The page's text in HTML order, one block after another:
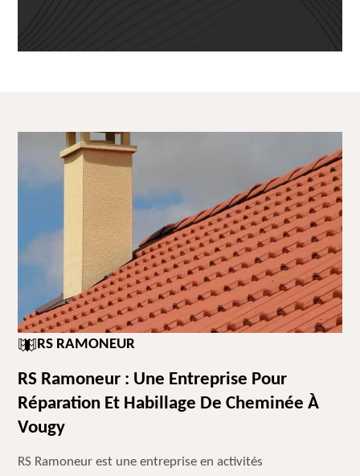
RS RAMONEUR
RS Ramoneur : Une Entreprise Pour
Réparation Et Habillage De Cheminée À
Vougy
RS Ramoneur est une entreprise en activités